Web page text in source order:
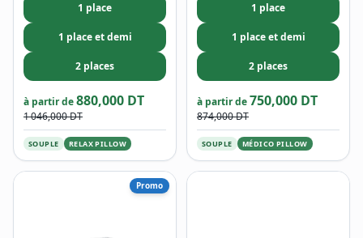
1 place
1 place et demi
2 places
à partir de880,000 DT
1 046,000 DT
SOUPLE RELAX PILLOW
1 place
1 place et demi
2 places
à partir de750,000 DT
874,000 DT
SOUPLE MÉDICO PILLOW
Promo